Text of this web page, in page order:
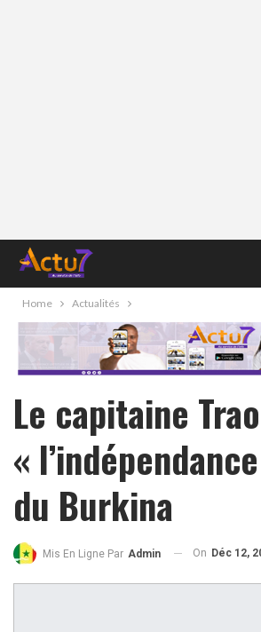
Home Actualités
Le capitaine
«
du Burkina
Mis En Ligne Par Admin On Déc 12,